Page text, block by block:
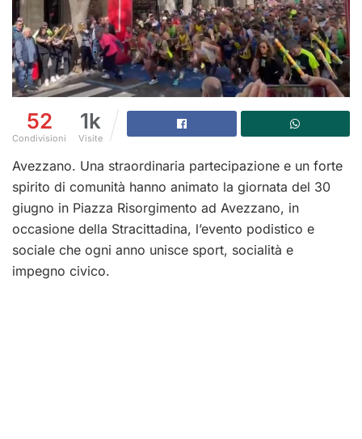
52
Condivisioni
1k
Visite
Avezzano. Una straordinaria partecipazione e un forte
spirito di comunità hanno animato la giornata del 30
giugno in Piazza Risorgimento ad Avezzano, in
occasione della Stracittadina, l’evento podistico e
sociale che ogni anno unisce sport, socialità e
impegno civico.